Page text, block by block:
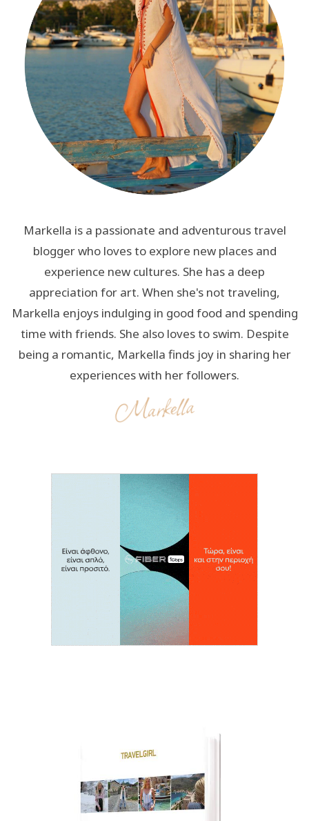
Markella is a passionate and adventurous travel
blogger who loves to explore new places and
experience new cultures. She has a deep
appreciation for art. When she's not traveling,
Markella enjoys indulging in good food and spending
time with friends. She also loves to swim. Despite
being a romantic, Markella finds joy in sharing her
experiences with her followers.